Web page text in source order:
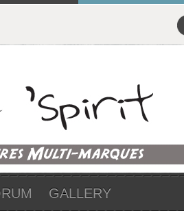
GALLERY